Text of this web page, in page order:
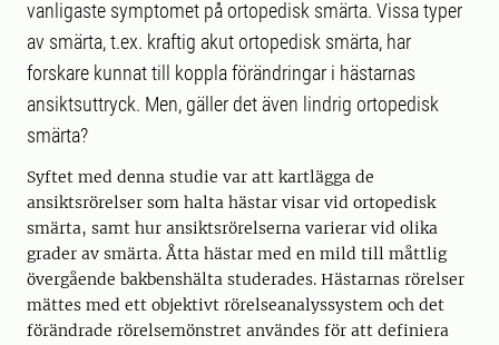
vanligaste symptomet på ortopedisk smärta. Vissa typer
av smärta, t.ex. kraftig akut ortopedisk smärta, har
forskare kunnat till koppla förändringar i hästarnas
ansiktsuttryck. Men, gäller det även lindrig ortopedisk
smärta?
Syftet med denna studie var att kartlägga de
ansiktsrörelser som halta hästar visar vid ortopedisk
smärta, samt hur ansiktsrörelserna varierar vid olika
grader av smärta. Åtta hästar med en mild till måttlig
övergående bakbenshälta studerades. Hästarnas rörelser
mättes med ett objektivt rörelseanalyssystem och det
förändrade rörelsemönstret användes för att definiera